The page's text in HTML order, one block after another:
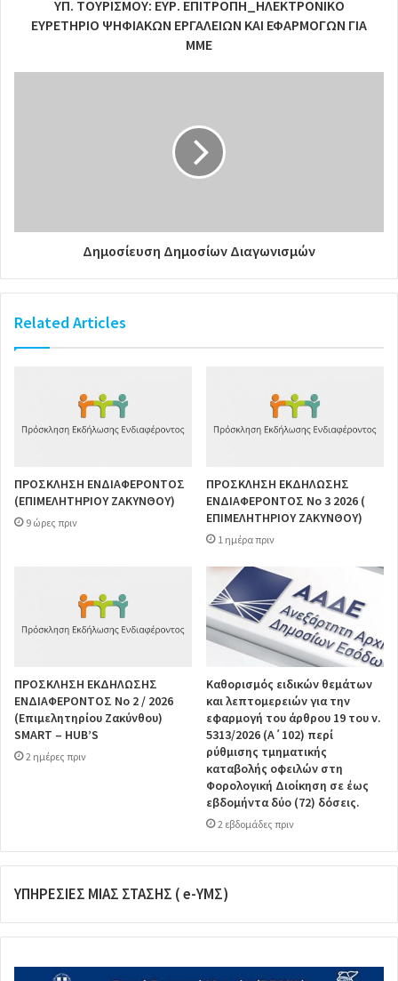
ΥΠ. ΤΟΥΡΙΣΜΟΥ: ΕΥΡ. ΕΠΙΤΡΟΠΗ_ΗΛΕΚΤΡΟΝΙΚΟ
ΕΥΡΕΤΗΡΙΟ ΨΗΦΙΑΚΩΝ ΕΡΓΑΛΕΙΩΝ ΚΑΙ ΕΦΑΡΜΟΓΩΝ ΓΙΑ
ΜΜΕ
Δημοσίευση Δημοσίων Διαγωνισμών
Related Articles
ΠΡΟΣΚΛΗΣΗ ΕΝΔΙΑΦΕΡΟΝΤΟΣ
(ΕΠΙΜΕΛΗΤΗΡΙΟΥ ΖΑΚΥΝΘΟΥ)
9 ώρες πριν
ΠΡΟΣΚΛΗΣΗ ΕΚΔΗΛΩΣΗΣ
ΕΝΔΙΑΦΕΡΟΝΤΟΣ Νο 3 2026 (
ΕΠΙΜΕΛΗΤΗΡΙΟΥ ΖΑΚΥΝΘΟΥ)
1 ημέρα πριν
ΠΡΟΣΚΛΗΣΗ ΕΚΔΗΛΩΣΗΣ
ΕΝΔΙΑΦΕΡΟΝΤΟΣ Νο 2 / 2026
(Επιμελητηρίου Ζακύνθου)
SMART – HUB’S
2 ημέρες πριν
Καθορισμός ειδικών θεμάτων
και λεπτομερειών για την
εφαρμογή του άρθρου 19 του ν.
5313/2026 (Α΄102) περί
ρύθμισης τμηματικής
καταβολής οφειλών στη
Φορολογική Διοίκηση σε έως
εβδομήντα δύο (72) δόσεις.
2 εβδομάδες πριν
ΥΠΗΡΕΣΙΕΣ ΜΙΑΣ ΣΤΑΣΗΣ ( e-ΥΜΣ)